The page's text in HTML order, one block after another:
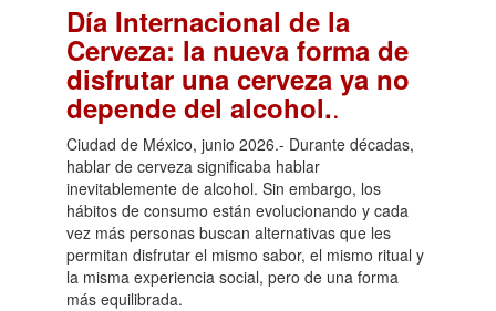
Día Internacional de la
Cerveza: la nueva forma de
disfrutar una cerveza ya no
depende del alcohol..
Ciudad de México, junio 2026.- Durante décadas,
hablar de cerveza significaba hablar
inevitablemente de alcohol. Sin embargo, los
hábitos de consumo están evolucionando y cada
vez más personas buscan alternativas que les
permitan disfrutar el mismo sabor, el mismo ritual y
la misma experiencia social, pero de una forma
más equilibrada.